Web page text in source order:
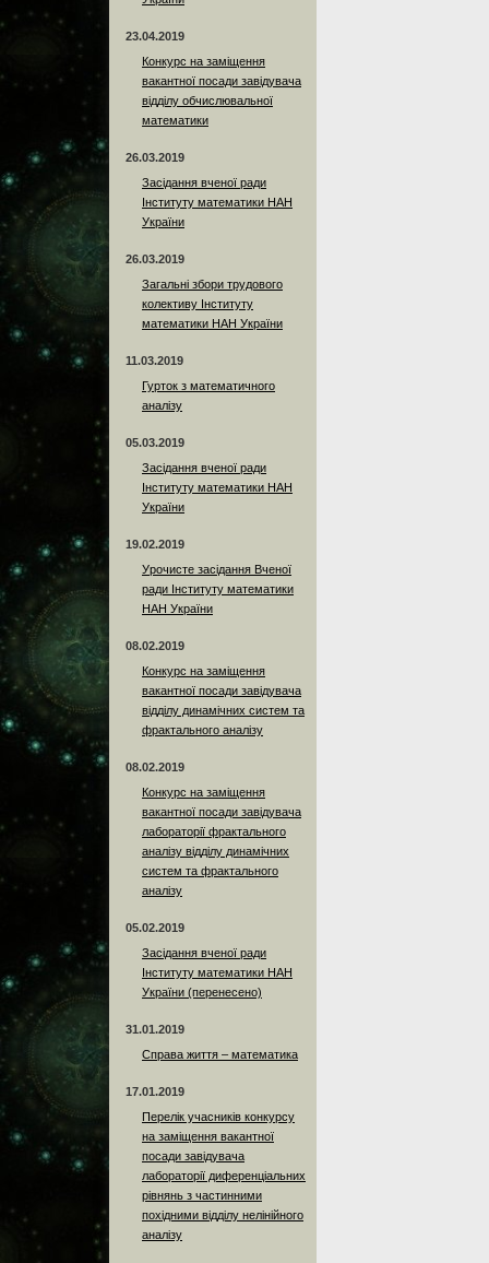
23.04.2019
Конкурс на заміщення
вакантної посади завідувача
відділу обчислювальної
математики
26.03.2019
Засідання вченої ради
Інституту математики НАН
України
26.03.2019
Загальні збори трудового
колективу Інституту
математики НАН України
11.03.2019
Гурток з математичного
аналізу
05.03.2019
Засідання вченої ради
Інституту математики НАН
України
19.02.2019
Урочисте засідання Вченої
ради Інституту математики
НАН України
08.02.2019
Конкурс на заміщення
вакантної посади завідувача
відділу динамічних систем та
фрактального аналізу
08.02.2019
Конкурс на заміщення
вакантної посади завідувача
лабораторії фрактального
аналізу відділу динамічних
систем та фрактального
аналізу
05.02.2019
Засідання вченої ради
Інституту математики НАН
України (перенесено)
31.01.2019
Справа життя – математика
17.01.2019
Перелік учасників конкурсу
на заміщення вакантної
посади завідувача
лабораторії диференціальних
рівнянь з частинними
похідними відділу нелінійного
аналізу